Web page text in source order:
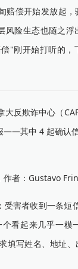
赔偿开始发放起
风险生态也随之
"刚开始打听的，
大反欺诈中心（
——其中 4 起确认信
作者：Gustavo
受害者收到一条短
看起来几乎一模
填写姓名、地址